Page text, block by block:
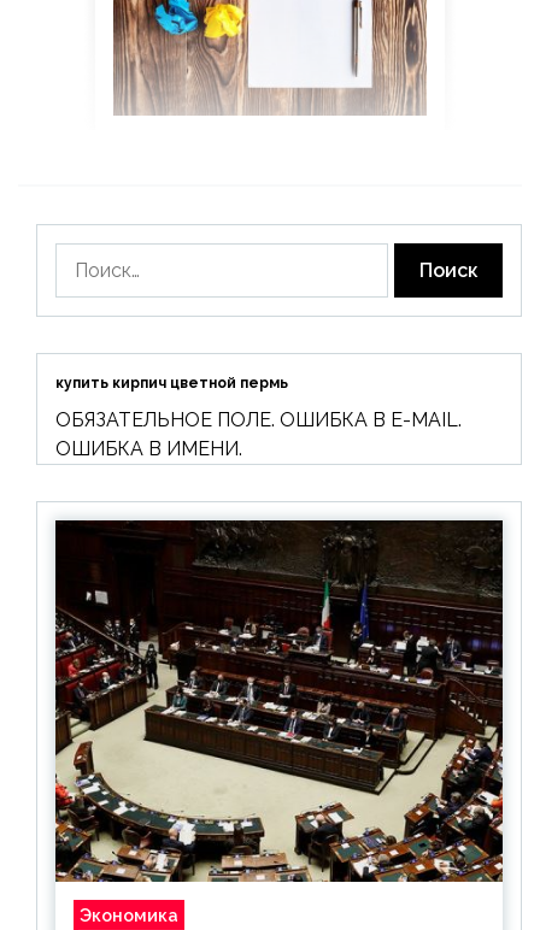
купить кирпич цветной пермь
ОБЯЗАТЕЛЬНОЕ ПОЛЕ. ОШИБКА В E-MAIL.
ОШИБКА В ИМЕНИ.
Экономика